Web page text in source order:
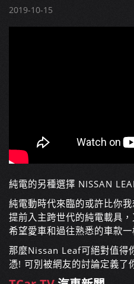
2019-10-15
純電的另種選擇 NISSAN
純電動時代來臨的或許比你
提前入主跨世代的純電載具
希望愛車和過往熟悉的車款
那麼Nissan Leaf可絕對值得
憑! 可別被網友的討論定義了